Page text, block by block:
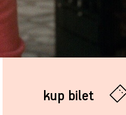
kup bilet